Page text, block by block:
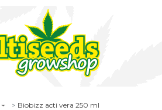
Biobizz acti vera 250 ml